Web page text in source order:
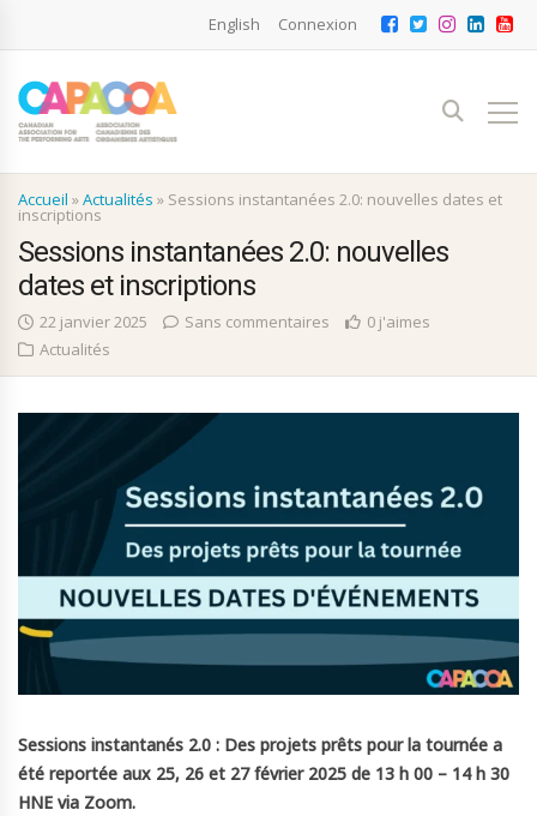
English Connexion
Accueil »Actualités » Sessions instantanées 2.0: nouvelles dates et
inscriptions
Sessions instantanées 2.0: nouvelles
dates et inscriptions
22 janvier 2025 Sans commentaires
0 j'aimes
Actualités
Sessions instantanés 2.0 : Des projets prêts pour la tournée a
été reportée aux 25, 26 et 27 février 2025 de 13 h 00 – 14 h 30
HNE via Zoom.